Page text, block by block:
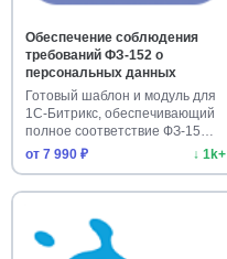
Обеспечение соблюдения
требований ФЗ-152 о
персональных данных
Готовый шаблон и модуль для
1С-Битрикс, обеспечивающий
полное соответствие ФЗ-15…
от 7 990 ₽
↓ 1k+